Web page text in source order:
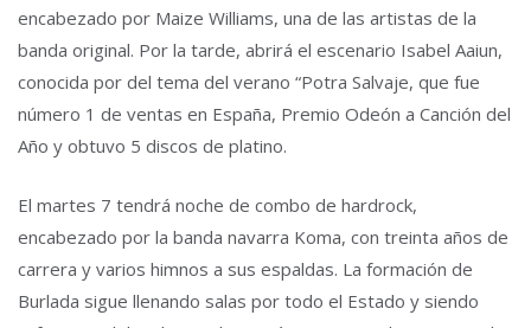
encabezado por Maize Williams, una de las artistas de la
banda original. Por la tarde, abrirá el escenario Isabel Aaiun,
conocida por del tema del verano “Potra Salvaje, que fue
número 1 de ventas en España, Premio Odeón a Canción del
Año y obtuvo 5 discos de platino.
El martes 7 tendrá noche de combo de hardrock,
encabezado por la banda navarra Koma, con treinta años de
carrera y varios himnos a sus espaldas. La formación de
Burlada sigue llenando salas por todo el Estado y siendo